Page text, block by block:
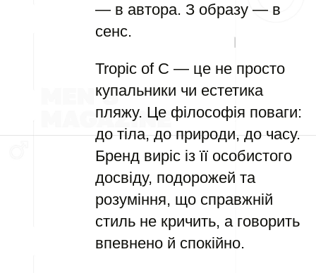
— в автора. З образу — в
сенс.
Tropic of C — це не просто
купальники чи естетика
пляжу. Це філософія поваги:
до тіла, до природи, до часу.
Бренд виріс із її особистого
досвіду, подорожей та
розуміння, що справжній
стиль не кричить, а говорить
впевнено й спокійно.